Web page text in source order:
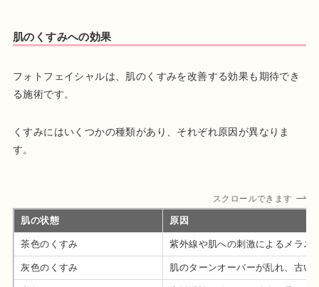
肌のくすみへの効果
フォトフェイシャルは、肌のくすみを改善する効果も期待でき
る施術です。
くすみにはいくつかの種類があり、それぞれ原因が異なりま
す。
スクロールできます
肌の状態 原因
茶色のくすみ 紫外線や肌への刺激によるメラニ
灰色のくすみ 肌のターンオーバーが乱れ、古い